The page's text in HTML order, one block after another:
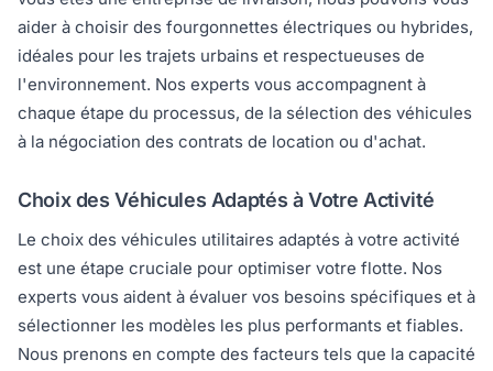
aider à choisir des fourgonnettes électriques ou hybrides,
idéales pour les trajets urbains et respectueuses de
l'environnement. Nos experts vous accompagnent à
chaque étape du processus, de la sélection des véhicules
à la négociation des contrats de location ou d'achat.
Choix des Véhicules Adaptés à Votre Activité
Le choix des véhicules utilitaires adaptés à votre activité
est une étape cruciale pour optimiser votre flotte. Nos
experts vous aident à évaluer vos besoins spécifiques et à
sélectionner les modèles les plus performants et fiables.
Nous prenons en compte des facteurs tels que la capacité